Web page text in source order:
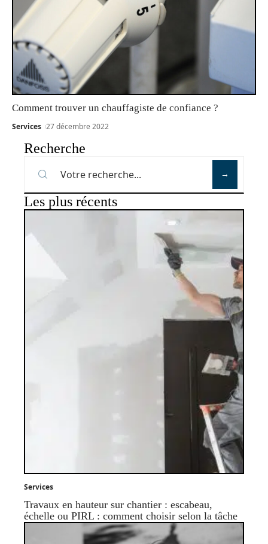
Comment trouver un chauffagiste de confiance ?
Services 27 décembre 2022
Recherche
Les plus récents
Services
Travaux en hauteur sur chantier : escabeau,
échelle ou PIRL : comment choisir selon la tâche